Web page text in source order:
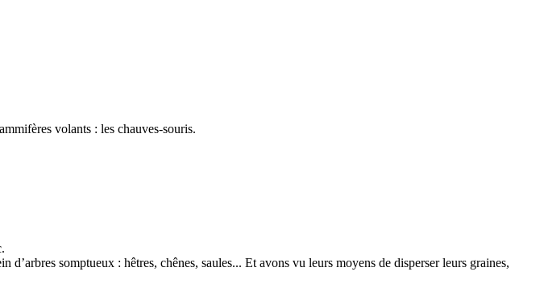
volants : les chauves-souris.
somptueux : hêtres, chênes, saules... Et avons vu leurs moyens de disperser leurs graines,